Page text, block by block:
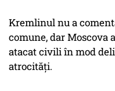
Kremlinul nu a
comune, dar Moscova
atacat civili în mod
atrocităţi.